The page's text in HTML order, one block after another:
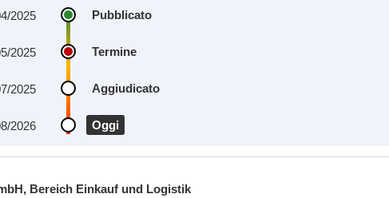
Pubblicato
2025
Termine
2025
Aggiudicato
2025
Oggi
2026
Bereich Einkauf und Logistik